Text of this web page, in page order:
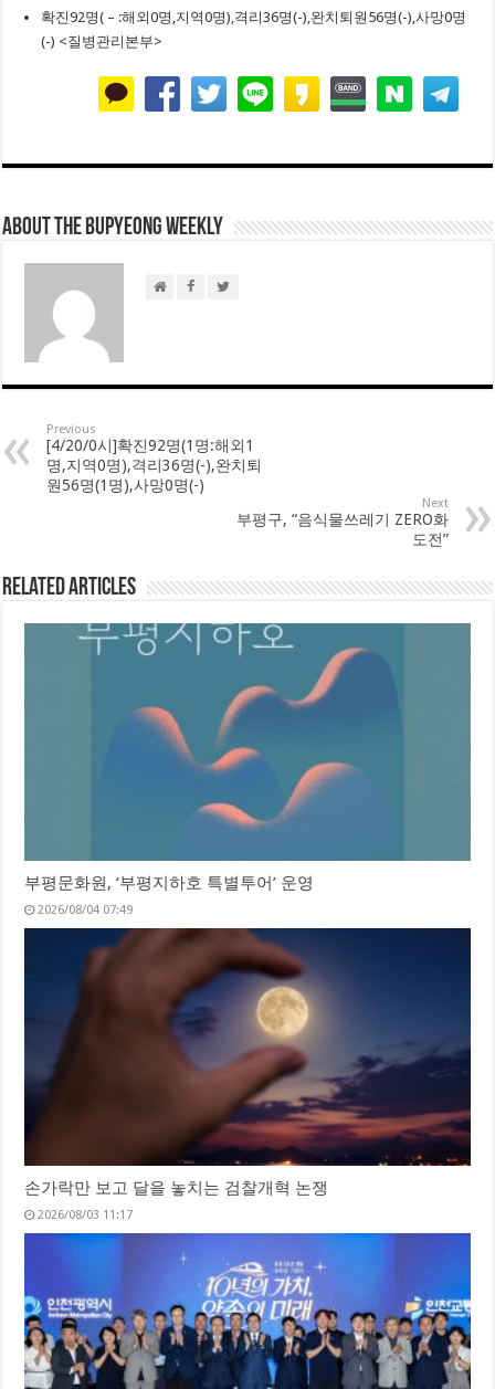
확진92명( – :해외0명,지역0명),격리36명(-),완치퇴원56명(-),사망0명
(-) <질병관리본부>
About THE BUPYEONG WEEKLY
Previous
[4/20/0시]확진92명(1명:해외1
명,지역0명),격리36명(-),완치퇴
원56명(1명),사망0명(-)
Next
부평구, “음식물쓰레기 ZERO화
도전”
Related Articles
부평문화원, ‘부평지하호 특별투어’ 운영
2026/08/04 07:49
손가락만 보고 달을 놓치는 검찰개혁 논쟁
2026/08/03 11:17